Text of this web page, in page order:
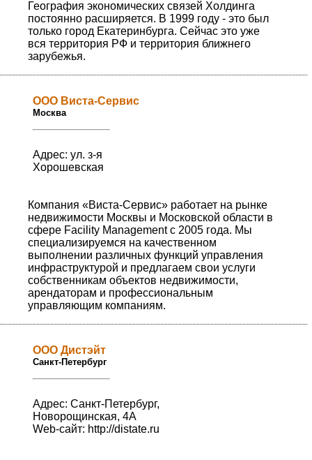
География экономических связей Холдинга
постоянно расширяется. В 1999 году - это был
только город Екатеринбурга. Сейчас это уже
вся территория РФ и территория ближнего
зарубежья.
ООО Виста-Сервис
Москва
Адрес: ул. з-я
Хорошевская
Компания «Виста-Сервис» работает на рынке
недвижимости Москвы и Московской области в
сфере Facility Management с 2005 года. Мы
специализируемся на качественном
выполнении различных функций управления
инфраструктурой и предлагаем свои услуги
собственникам объектов недвижимости,
арендаторам и профессиональным
управляющим компаниям.
ООО Дистэйт
Санкт-Петербург
Адрес: Санкт-Петербург,
Новорощинская, 4А
Web-сайт: http://distate.ru